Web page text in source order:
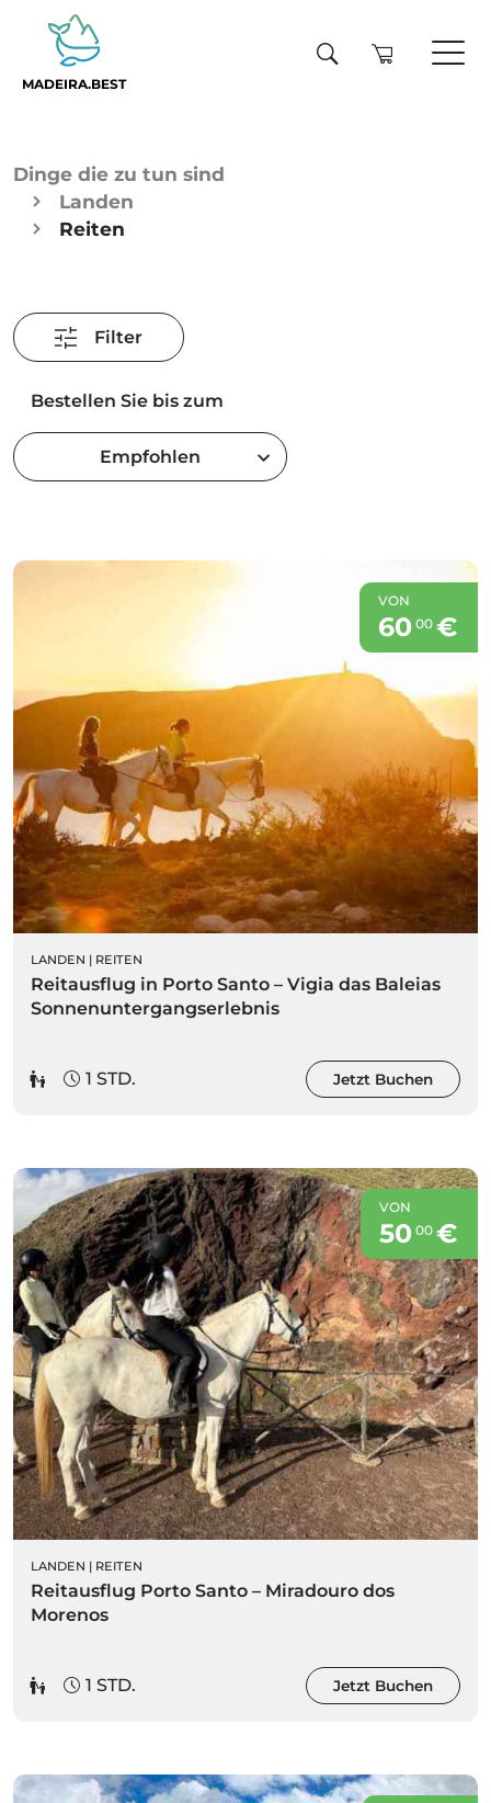
MADEIRA.BEST
Dinge die zu tun sind
Landen
Reiten
Filter
Bestellen Sie bis zum
Empfohlen
VON
60 00€
LANDEN | REITEN
Reitausflug in Porto Santo – Vigia das Baleias
Sonnenuntergangserlebnis
1 STD. Jetzt Buchen
VON
50 00€
LANDEN | REITEN
Reitausflug Porto Santo – Miradouro dos
Morenos
1 STD. Jetzt Buchen